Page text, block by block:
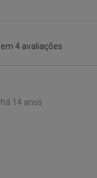
4 avaliações
há 14 anos